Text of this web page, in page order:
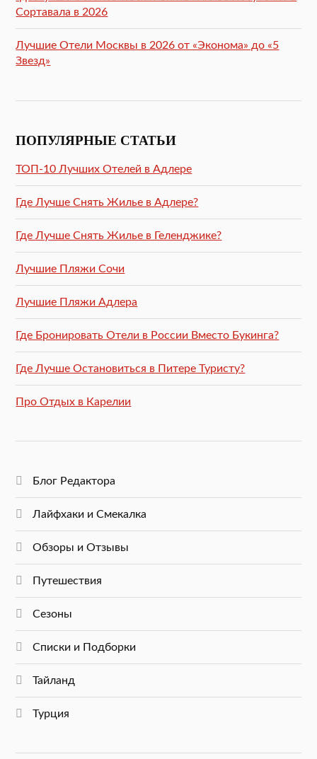
Сортавала в 2026
Лучшие Отели Москвы в 2026 от «Эконома» до «5
Звезд»
ПОПУЛЯРНЫЕ СТАТЬИ
ТОП-10 Лучших Отелей в Адлере
Где Лучше Снять Жилье в Адлере?
Где Лучше Снять Жилье в Геленджике?
Лучшие Пляжи Сочи
Лучшие Пляжи Адлера
Где Бронировать Отели в России Вместо Букинга?
Где Лучше Остановиться в Питере Туристу?
Про Отдых в Карелии
Блог Редактора
Лайфхаки и Смекалка
Обзоры и Отзывы
Путешествия
Сезоны
Списки и Подборки
Тайланд
Турция